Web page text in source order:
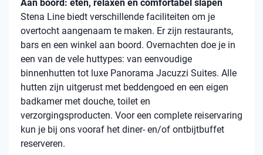
Aan boord: eten, relaxen en comfortabel slapen
Stena Line biedt verschillende faciliteiten om je
overtocht aangenaam te maken. Er zijn restaurants,
bars en een winkel aan boord. Overnachten doe je in
een van de vele huttypes: van eenvoudige
binnenhutten tot luxe Panorama Jacuzzi Suites. Alle
hutten zijn uitgerust met beddengoed en een eigen
badkamer met douche, toilet en
verzorgingsproducten. Voor een complete reiservaring
kun je bij ons vooraf het diner- en/of ontbijtbuffet
reserveren.